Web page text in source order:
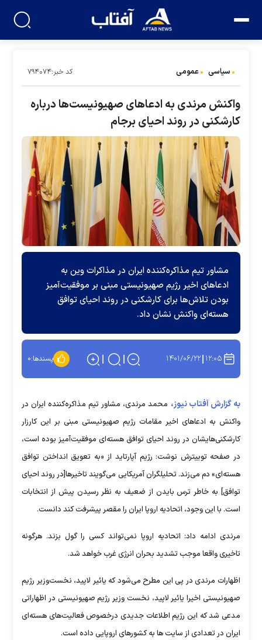
سیاسی عمومی کد خبر:۷۹۴۰۷۴
واکنش مرندی به ادعا‌های صهیونیست‌ها درباره
کارشکنی در روند احیای برجام
مشاور تیم مذاکره‌کننده ایران در مذاکرات وین به
ادعاهای اخیر رژیم صهیونیستی مبنی بر موفقیت‌آمیز
بودن تلاش‌ها برای کارشکنی در روند احیای توافق
هسته‌ای واکنش نشان داد.
۱۲:۰۵ ۱۴۰۱/۰۶/۲۲ پسندها:۰
به گزارش آفتاب نیوز، محمد مرندی، مشاور تیم مذاکره‌کننده ایران در
واکنش به ادعاهای اخیر مقامات رژیم صهیونیستی مبنی بر این کارزار
کارشکنی‌هایشان در روند احیای توافق هسته‌ای موفقیت‌آمیز بوده است،
در صفحه توییترش نوشت: رژیم آپارتاید از «به تعویق انداختن توافق
هسته‌ای» دم می‌زند. تحلیلگران آمریکایی می‌گویند تاخیرها[در روند احیای
توافق] به خاطر ترس بایدن از ضعیف‌ به نظر رسیدن پیش از انتخابات
است. با این وجود، اتحادیه اروپا ایران را مقصر پیشرفت کند دانست.
مرندی ادامه داد: اتحادیه اروپا نمی‌تواند کسی را گول بزند. هرگونه
تاخیری واقعا موجب تشدید بحران انرژی غرب خواهد شد.
اظهارات مرندی در پی این مطرح می‌شود که یائیر لاپید، نخست‌وزیر رژیم
صهیونیستی اخیرا یائیر لاپید، نخست وزیر رژیم صهیونیستی در اظهاراتی
مدعی شد که این رژیم اطلاعات جدیدی درخصوص فعالیت‌های هسته‌ای
ایران در تعدادی از سایت ها به کشورهای اروپایی داده است.